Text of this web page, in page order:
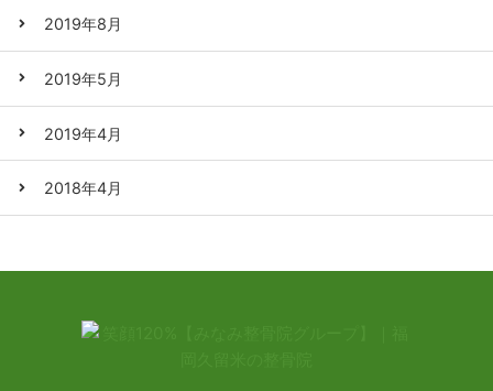
2019年8月
2019年5月
2019年4月
2018年4月